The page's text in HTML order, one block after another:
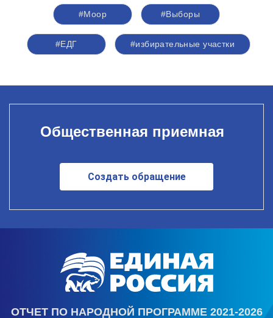
#Моор #Выборы
#ЕДГ #избирательные участки
Общественная приемная
Создать обращение
ОТЧЕТ ПО НАРОДНОЙ ПРОГРАММЕ 2021-2026